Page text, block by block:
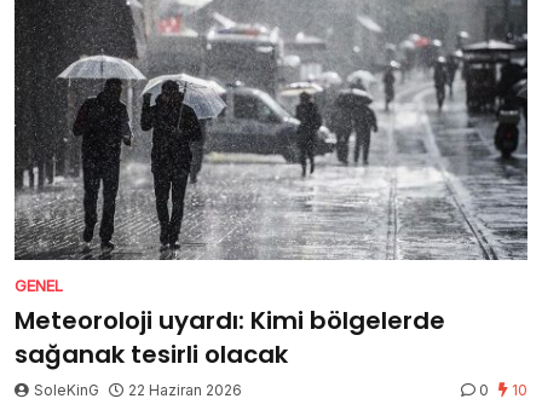
GENEL
Meteoroloji uyardı: Kimi bölgelerde
sağanak tesirli olacak
SoleKinG 22 Haziran 2026 0 10